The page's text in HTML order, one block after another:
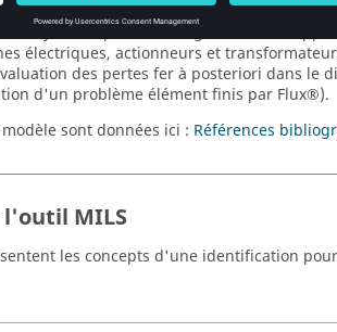
de mesures expérimentales est utilisé
hystérétique d'une région laminée
électriques, actionneurs et
des pertes fer à posteriori dans le
d'un problème élément finis par Flux®).
sont données ici : Références
MILS
les concepts d'une identification